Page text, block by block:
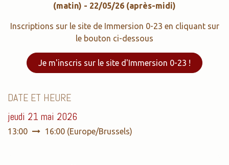
(matin) - 22/05/26 (après-midi)
Inscriptions sur le site de Immersion 0-23 en cliquant sur
le bouton ci-dessous
Je m'inscris sur le site d'Immersion 0-23 !
DATE ET HEURE
jeudi 21 mai 2026
13:00 16:00 (Europe/Brussels)